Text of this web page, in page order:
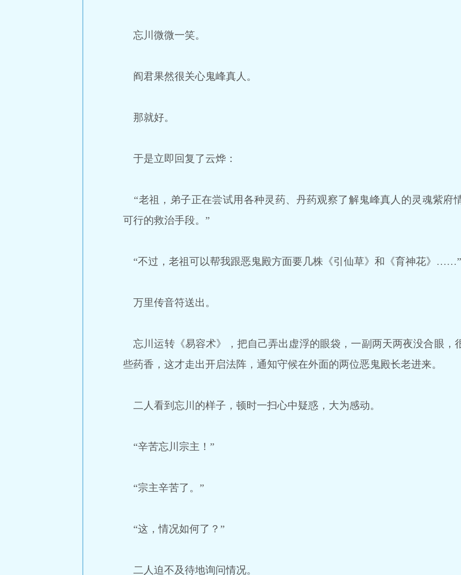
忘川微微一笑。
阎君果然很关心鬼峰真人。
那就好。
于是立即回复了云烨：
“老祖，弟子正在尝试用各种灵药、丹药观察了解鬼峰真人的灵魂紫
可行的救治手段。”
“不过，老祖可以帮我跟恶鬼殿方面要几株《引仙草》和《育神花》……”
万里传音符送出。
忘川运转《易容术》，把自己弄出虚浮的眼袋，一副两天两夜没合眼，
些药香，这才走出开启法阵，通知守候在外面的两位恶鬼殿长老进来。
二人看到忘川的样子，顿时一扫心中疑惑，大为感动。
“辛苦忘川宗主！”
“宗主辛苦了。”
“这，情况如何了？”
二人迫不及待地询问情况。